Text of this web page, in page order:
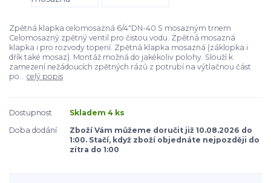
Zpětná klapka celomosazná 6/4"DN-40 S mosazným trnem
Celomosazný zpětný ventil pro čistou vodu. Zpětná mosazná
klapka i pro rozvody topení. Zpětná klapka mosazná (záklopka i
dřík také mosaz). Montáž možná do jakékoliv polohy. Slouží k
zamezení nežádoucích zpětných rázů z potrubí na výtlačnou část
po... celý popis
Dostupnost
Skladem 4 ks
Doba dodání
Zboží Vám můžeme doručit již 10.08.2026 do
1:00. Stačí, když zboží objednáte nejpozději do
zítra do 1:00